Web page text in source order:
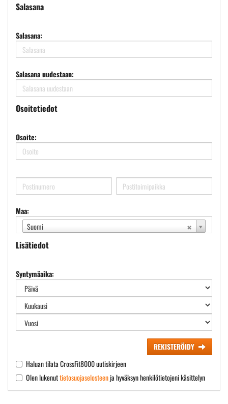
Salasana
Salasana:
Salasana uudestaan:
Osoitetiedot
Osoite:
Maa:
Suomi
Lisätiedot
Syntymäaika:
REKISTERÖIDY
Haluan tilata CrossFit8000 uutiskirjeen
Olen lukenuttietosuojaselosteenja hyväksyn henkilötietojeni käsittelyn